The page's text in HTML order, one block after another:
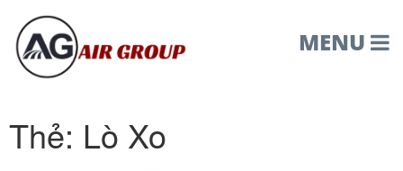
MENU
Thẻ: Lò Xo